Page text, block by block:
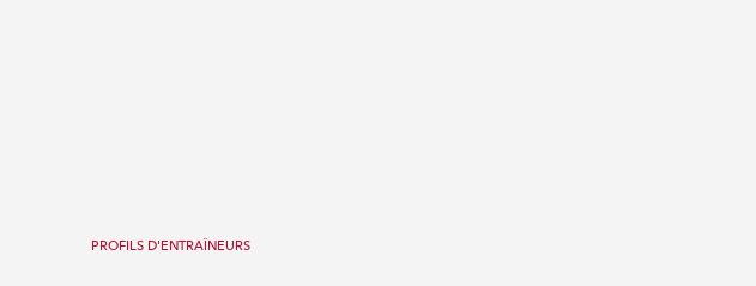
PROFILS D'ENTRAÎNEURS